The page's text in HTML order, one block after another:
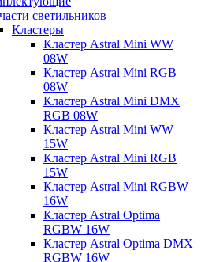
светильников
Кластеры
Кластер Astral Mini WW
08W
Кластер Astral Mini RGB
08W
Кластер Astral Mini DMX
RGB 08W
Кластер Astral Mini WW
15W
Кластер Astral Mini RGB
15W
Кластер Astral Mini RGBW
16W
Кластер Astral Optima
RGBW 16W
Кластер Astral Optima DMX
RGBW 16W